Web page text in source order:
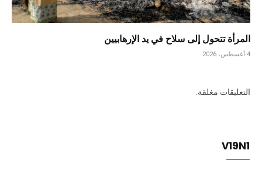
المرأة تتحول إلى سلاح في يد الإرهابيين
4 أغسطس، 2026
التعليقات مغلقة.
V19N1